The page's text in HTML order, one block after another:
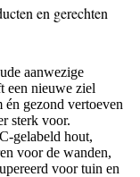
en gerechten
aanwezige
een nieuwe ziel
én gezond vertoeven
sterk voor.
gelabeld hout,
voor de wanden,
voor tuin en